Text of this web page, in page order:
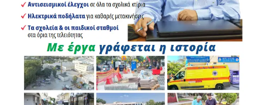
κάτοικοι είχαν καταφέρει να συγκεντρώσουν ακόμη και
φωτογραφικό και βιντεοληπτικό υλικό. Οι αστυνομικές
αρχές κατάφεραν τελικά να εντοπίσουν και να συλλάβουν
τον Ε.Κ., σε βάρος του οποίου σχηματίστηκε δικογραφία.
Έναν χρόνο αργότερα, η υπόθεση έφτασε στη δικαστική
της κατάληξη.